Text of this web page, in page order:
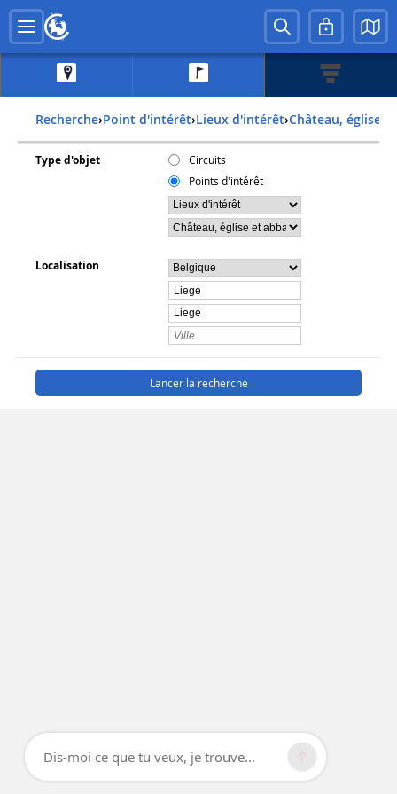
Recherche› Point d'intérêt› Lieux d'intérêt› Château, église
Type d'objet
Circuits
Points d'intérêt
Localisation
Dis-moi ce que tu veux, je trouve...